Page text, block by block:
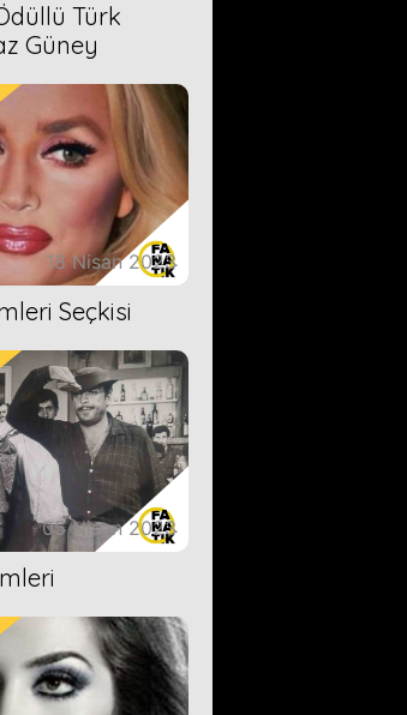
Türk
Güney
18 Nisan 2023
Seçkisi
05 Nisan 2023